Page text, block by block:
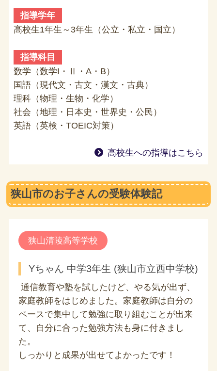
指導学年
高校生1年生～3年生（公立・私立・国立）
指導科目
数学（数学I・Ⅱ・A・B）
国語（現代文・古文・漢文・古典）
理科（物理・生物・化学）
社会（地理・日本史・世界史・公民）
英語（英検・TOEIC対策）
高校生への指導はこちら
狭山市のお子さんの受験体験記
狭山清陵高等学校
Yちゃん 中学3年生 (狭山市立西中学校)
通信教育や塾を試したけど、やる気が出ず、
家庭教師をはじめました。家庭教師は自分の
ペースで集中して勉強に取り組むことが出来
て、自分に合った勉強方法も身に付きまし
た。
しっかりと成果が出せてよかったです！